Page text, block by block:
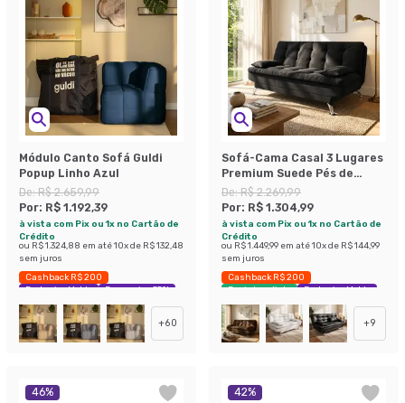
Módulo Canto Sofá Guldi
Popup Linho Azul
De:R$ 2.659,99
Por: R$ 1.192,39
à vista com Pix ou 1x no Cartão de
Crédito
ou R$ 1.324,88 em até10x de R$ 132,48
sem juros
Cashback R$ 200
Exclusivo Mobly
Economize 55%
+60
Sofá-Cama Casal 3 Lugares
Premium Suede Pés de
Metal Preto
De:R$ 2.269,99
Por: R$ 1.304,99
à vista com Pix ou 1x no Cartão de
Crédito
ou R$ 1.449,99 em até10x de R$ 144,99
sem juros
Cashback R$ 200
Envio Imediato
Exclusivo Mobly
+9
46% 42%